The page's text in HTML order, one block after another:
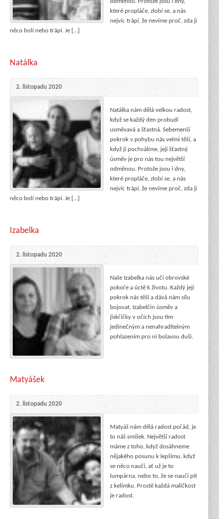
které propláče, zlobí se, a nás
nejvíc trápí, že nevíme proč, zda ji
něco bolí nebo trápí. Je […]
Natálka
2. listopadu 2020
Natálka nám dělá velkou radost,
když se každý den probudí
usměvavá a šťastná. Sebemenší
pokrok v pohybu nás velmi těší, a
když ji pochválíme, její šťastný
úsměv je pro nás tou největší
odměnou. Protože jsou i dny,
které propláče, zlobí se, a nás
nejvíc trápí, že nevíme proč, zda ji
něco bolí nebo trápí. Je […]
Izabelka
2. listopadu 2020
Naše Izabelka nás učí obrovské
pokoře a úctě k životu. Každý její
pokrok nás těší a dává nám sílu
bojovat. Izabelčin úsměv a
jiskřičky v očích jsou tím
jedinečným a nenahraditelným
pohlazením pro ni bolavou duši.
Matyášek
2. listopadu 2020
Matyáš nám dělá radost pořád, je
to náš smíšek. Největší radost
máme z toho, když dosáhneme
nějakého posunu k lepšímu, když
se něco naučí, ať už je to
lumpárna, nebo to, že se naučí pít
z kelímku. Prostě každá maličkost
je radost.